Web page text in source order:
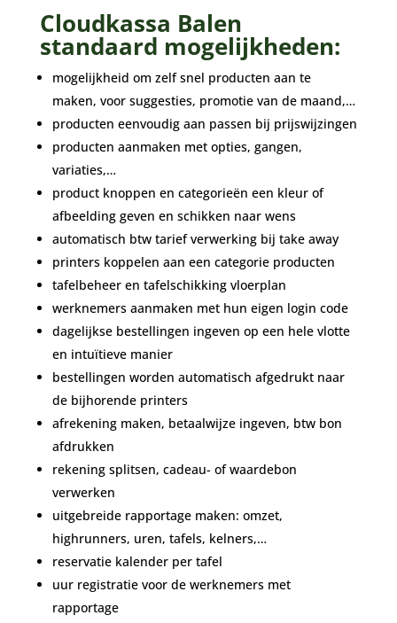
Cloudkassa Balen
standaard mogelijkheden:
mogelijkheid om zelf snel producten aan te
maken, voor suggesties, promotie van de maand,…
producten eenvoudig aan passen bij prijswijzingen
producten aanmaken met opties, gangen,
variaties,…
product knoppen en categorieën een kleur of
afbeelding geven en schikken naar wens
automatisch btw tarief verwerking bij take away
printers koppelen aan een categorie producten
tafelbeheer en tafelschikking vloerplan
werknemers aanmaken met hun eigen login code
dagelijkse bestellingen ingeven op een hele vlotte
en intuïtieve manier
bestellingen worden automatisch afgedrukt naar
de bijhorende printers
afrekening maken, betaalwijze ingeven, btw bon
afdrukken
rekening splitsen, cadeau- of waardebon
verwerken
uitgebreide rapportage maken: omzet,
highrunners, uren, tafels, kelners,…
reservatie kalender per tafel
uur registratie voor de werknemers met
rapportage